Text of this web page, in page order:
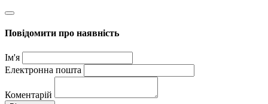
Повідомити про наявність
Ім'я
Електронна пошта
Коментарій